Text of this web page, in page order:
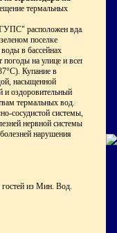
термальных
расположен вдали
поселке
в бассейнах
на улице и всегда
Купание в
насыщенной
оздоровительный
термальных вод.
сосудистой системы,
нервной системы,
нарушения
из Мин. Вод.